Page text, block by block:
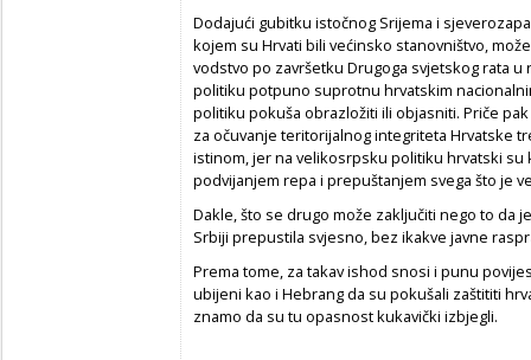
Dodajući gubitku istočnog Srijema i
kojem su Hrvati bili većinsko stanovništvo,
vodstvo po završetku Drugoga svjetskog rata
politiku potpuno suprotnu hrvatskim
politiku pokuša obrazložiti ili objasniti. Priče
za očuvanje teritorijalnog integriteta Hrvatske
istinom, jer na velikosrpsku politiku hrvatski su
podvijanjem repa i prepuštanjem svega što je
Dakle, što se drugo može zaključiti nego to da
Srbiji prepustila svjesno, bez ikakve javne
Prema tome, za takav ishod snosi i punu
ubijeni kao i Hebrang da su pokušali zaštititi
znamo da su tu opasnost kukavički izbjegli.